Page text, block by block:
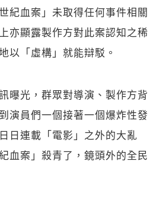
紀血案」未取得任何事件相關
亦顯露製作方對此案認知之稀
以「虛構」就能辯駁。
曝光，群眾對導演、製作方背
演員們一個接著一個爆炸性發
日連載「電影」之外的大亂
血案」殺青了，鏡頭外的全民